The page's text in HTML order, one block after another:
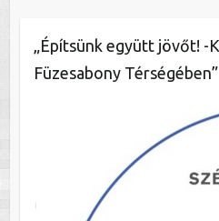
„Építsünk együtt jövőt! -
Füzesabony Térségében”